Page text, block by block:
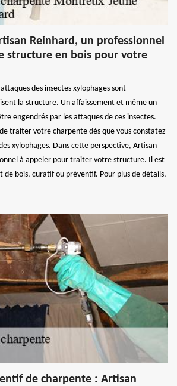
Reinhard, un professionnel
structure en bois pour votre
des insectes xylophages sont
la structure. Un affaissement et même un
engendrés par les attaques de ces insectes.
traiter votre charpente dès que vous constatez
xylophages. Dans cette perspective, Artisan
à appeler pour traiter votre structure. Il est
bois, curatif ou préventif. Pour plus de détails,
de charpente : Artisan